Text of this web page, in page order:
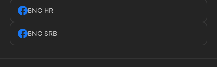
BNC HR
BNC SRB